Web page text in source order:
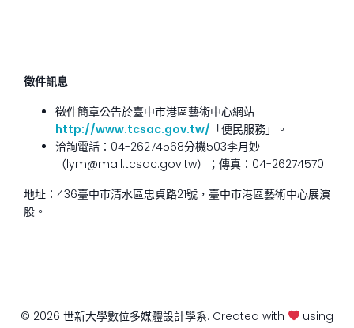
徵件訊息
徵件簡章公告於臺中市港區藝術中心網站
http://www.tcsac.gov.tw/ 「便民服務」。
洽詢電話：04-26274568分機503李月妙
（lym@mail.tcsac.gov.tw）；傳真：04-26274570
地址：436臺中市清水區忠貞路21號，臺中市港區藝術中心展演
股。
© 2026 世新大學數位多媒體設計學系. Created with
using